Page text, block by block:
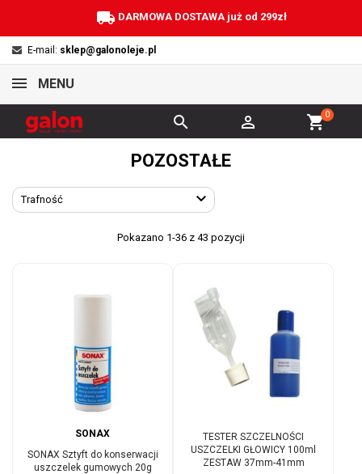
local_shipping DARMOWA DOSTAWA już od 299zł
E-mail: sklep@galonoleje.pl
MENU
shopping_cart0


POZOSTAŁE
Trafność 
Pokazano 1-36 z 43 pozycji
SONAX
SONAX Sztyft do konserwacji
uszczelek gumowych 20g
TESTER SZCZELNOŚCI
USZCZELKI GŁOWICY 100ml
ZESTAW 37mm-41mm